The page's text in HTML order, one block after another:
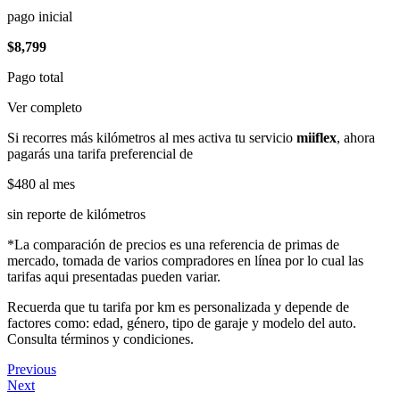
pago inicial
$8,799
Pago total
Ver completo
Si recorres más kilómetros al mes activa tu servicio miiflex, ahora
pagarás una tarifa preferencial de
$480 al mes
sin reporte de kilómetros
*La comparación de precios es una referencia de primas de
mercado, tomada de varios compradores en línea por lo cual las
tarifas aqui presentadas pueden variar.
Recuerda que tu tarifa por km es personalizada y depende de
factores como: edad, género, tipo de garaje y modelo del auto.
Consulta términos y condiciones.
Previous
Next